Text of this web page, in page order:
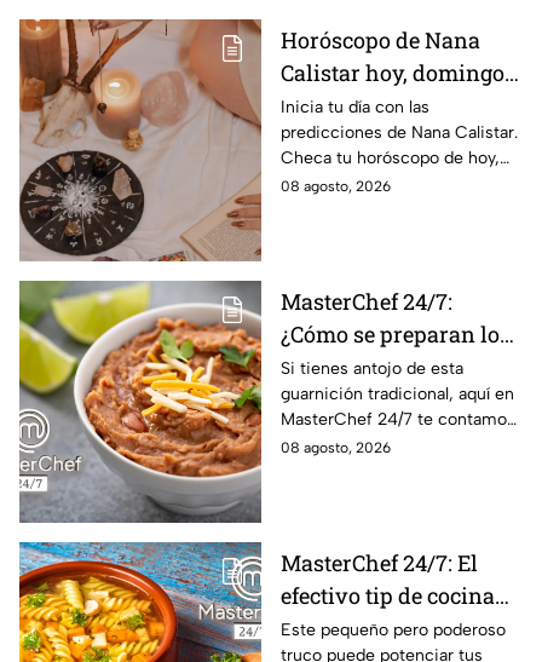
Horóscopo de Nana
Calistar hoy, domingo 9
de agosto: estos signos
tendrán ingresos extra
Inicia tu día con las
predicciones de Nana Calistar.
Checa tu horóscopo de hoy,
domingo 9 de agosto, y
08 agosto, 2026
MasterChef 24/7:
¿Cómo se preparan los
frijoles puercos estilo
Sonora?
Si tienes antojo de esta
guarnición tradicional, aquí en
MasterChef 24/7 te contamos
la receta.
08 agosto, 2026
MasterChef 24/7: El
efectivo tip de cocina
de las abuelas para
Este pequeño pero poderoso
truco puede potenciar tus